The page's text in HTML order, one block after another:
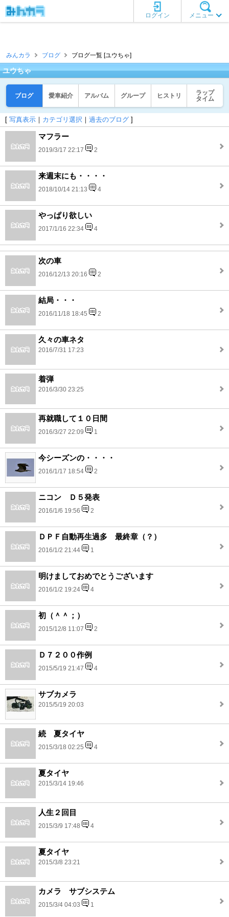
メニュー
ログイン
みんカラ ブログ ブログ一覧 [ユウちゃ]
ユウちゃ
ブログ 愛車紹介 アルバム グループ ヒストリ
ラップ
タイム
[ 写真表示 ｜ カテゴリ選択 ｜ 過去のブログ ]
マフラー
2019/3/17 22:17 2
来週末にも・・・・
2018/10/14 21:13 4
やっぱり欲しい
2017/1/16 22:34 4
次の車
2016/12/13 20:16 2
結局・・・
2016/11/18 18:45 2
久々の車ネタ
2016/7/31 17:23
着弾
2016/3/30 23:25
再就職して１０日間
2016/3/27 22:09 1
今シーズンの・・・・
2016/1/17 18:54 2
ニコン Ｄ５発表
2016/1/6 19:56 2
ＤＰＦ自動再生過多 最終章（？）
2016/1/2 21:44 1
明けましておめでとうございます
2016/1/2 19:24 4
初（＾＾；）
2015/12/8 11:07 2
Ｄ７２００作例
2015/5/19 21:47 4
サブカメラ
2015/5/19 20:03
続 夏タイヤ
2015/3/18 02:25 4
夏タイヤ
2015/3/14 19:46
人生２回目
2015/3/9 17:48 4
夏タイヤ
2015/3/8 23:21
カメラ サブシステム
2015/3/4 04:03 1